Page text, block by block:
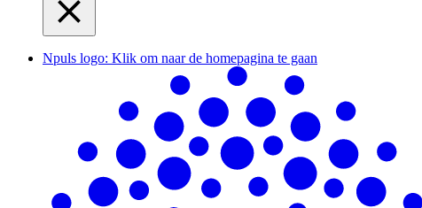
Npuls logo: Klik om naar de homepagina te gaan